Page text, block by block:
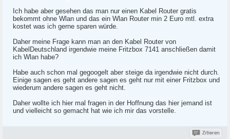
Ich habe aber gesehen das man nur einen Kabel Router gratis
bekommt ohne Wlan und das ein Wlan Router min 2 Euro mtl. extra
kostet was ich gerne sparen würde.
Daher meine Frage kann man an den Kabel Router von
KabelDeutschland irgendwie meine Fritzbox 7141 anschließen damit
ich Wlan habe?
Habe auch schon mal gegoogelt aber steige da irgendwie nicht durch.
Einige sagen es geht andere sagen es geht nur mit einer Fritzbox und
wiederum andere sagen es geht nicht.
Daher wollte ich hier mal fragen in der Hoffnung das hier jemand ist
und vielleicht so gemacht hat wie ich mir das vorstelle.
Zitieren